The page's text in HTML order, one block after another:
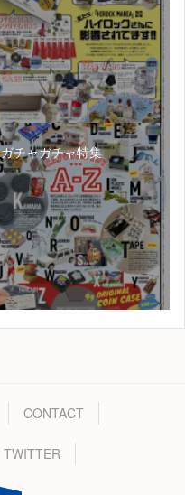
ガチャガチャ特集
CONTACT
TWITTER